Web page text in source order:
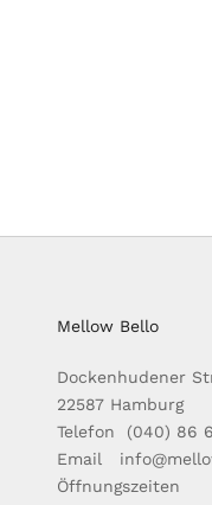
Mellow Bello
Dockenhudener
22587 Hamburg
Telefon (040) 86
Email
Öffnungszeiten